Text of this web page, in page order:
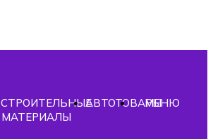
СТРОИТЕЛЬНЫЕ
МАТЕРИАЛЫ
АВТОТОВАРЫМЕНЮ